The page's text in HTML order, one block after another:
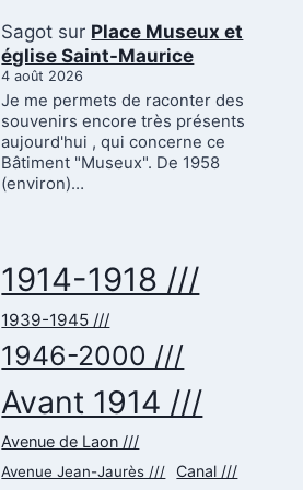
Sagot sur Place Museux et
église Saint-Maurice
4 août 2026
Je me permets de raconter des
souvenirs encore très présents
aujourd'hui , qui concerne ce
Bâtiment "Museux". De 1958
(environ)…
1914-1918 ///
1939-1945 ///
1946-2000 ///
Avant 1914 ///
Avenue de Laon ///
Avenue Jean-Jaurès /// Canal ///